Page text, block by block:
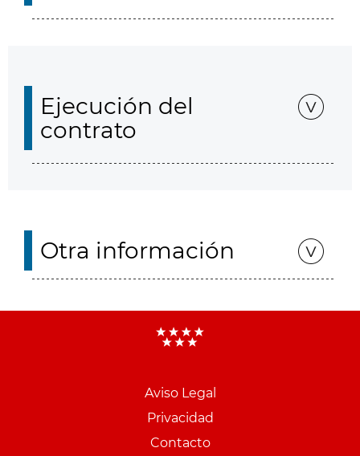
Ejecución del
contrato
Otra información
Aviso Legal
Privacidad
Contacto